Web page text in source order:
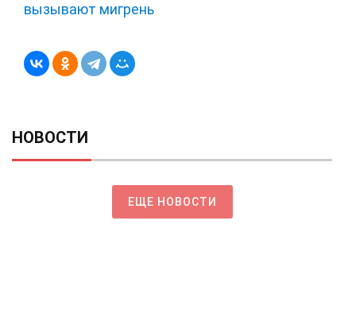
вызывают мигрень
НОВОСТИ
ЕЩЕ НОВОСТИ